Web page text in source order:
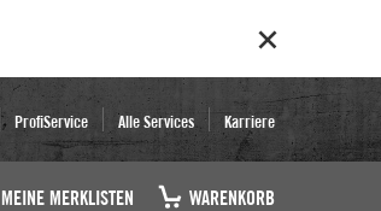
ProfiService Alle Services Karriere
MEINE MERKLISTEN WARENKORB